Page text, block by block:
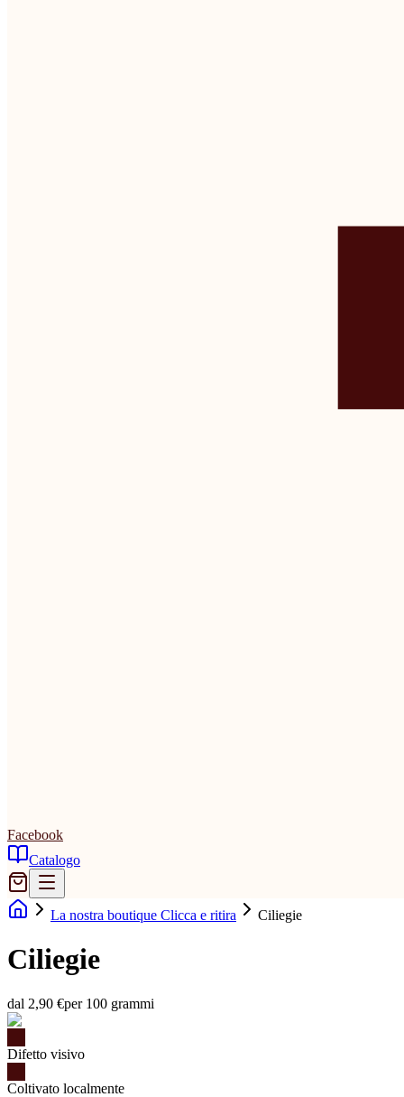
Facebook
Catalogo
La nostra boutique Clicca e ritira Ciliegie
Ciliegie
dal 2,90 €per 100 grammi
Difetto visivo
Coltivato localmente